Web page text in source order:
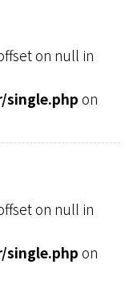
on null in
on
on null in
on